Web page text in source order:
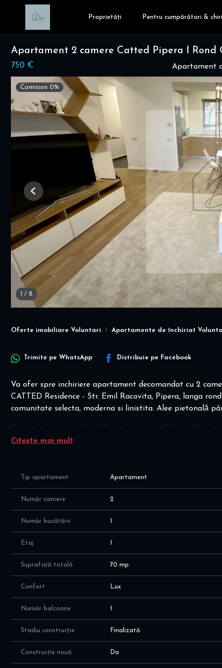
Proprietăți Pentru cumpărători &
Apartament 2 camere Catted Pipera I Rond
750 € Apartament
Comision 0%
1 / 8
Previous
Oferte imobiliare Voluntari Apartamente de închiriat
Trimite pe WhatsApp Distribuie pe Facebook
Va ofer spre inchiriere apartament decomandat cu 2
CATTED Residence - Str. Emil Racovita, Pipera, langa
comunitate selecta, moderna si linistita. Alee pietonală
Disponibilitate imediata! Gata de mutare! Cheltuielile de
- NU se fumeaza in apartament; NU sunt acceptate
mp (66mp + logie de 4 mp) , cu o compartimentare
- hol generos de 8 mp
- bucatarie deschisa ( open space ) de 11 mp, , complet
- baie generoasa de 4,5mp, cu cabina dus walk-in; spatii
- balcon tip logie de 4 mp, cu vedere catre str. Emil
- loc de parcare subteran inclus in pret
Dotari si finisaje apartament:
- electrocasnice premium: 2 aparate de aer conditionat
frigider Beko, cuptor electric si cuptor microunde
Facilitati complex Catted Residence:
- Salon de infrumusetare; cabinet stomatologic
Citește mai mult
Tip apartament Apartament
Număr camere 2
Număr bucătării 1
Etaj 1
Suprafață totală 70 mp
Confort Lux
Număr balcoane 1
Stadiu construcție Finalizată
Construcție nouă Da